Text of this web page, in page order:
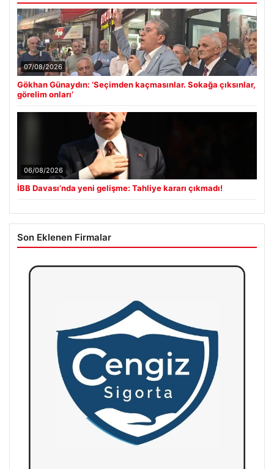
07/08/2026
Gökhan Günaydın: ‘Seçimden kaçmasınlar. Sokağa çıksınlar,
görelim onları’
06/08/2026
İBB Davası’nda yeni gelişme: Tahliye kararı çıkmadı!
Son Eklenen Firmalar